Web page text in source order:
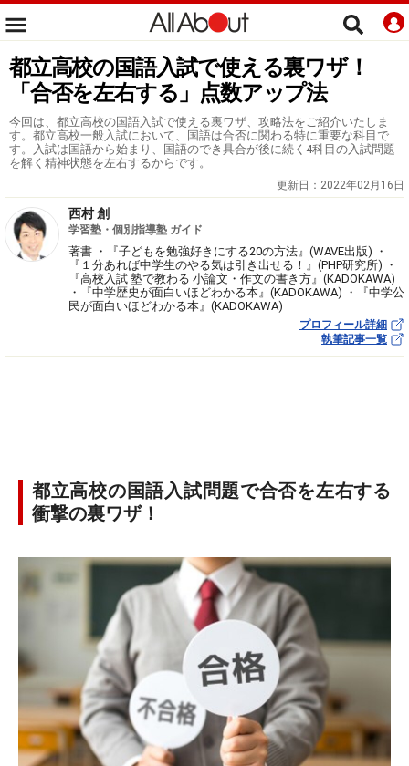
都立高校の国語入試で使える裏ワザ！
「合否を左右する」点数アップ法
今回は、都立高校の国語入試で使える裏ワザ、攻略法をご紹介いたしま
す。都立高校一般入試において、国語は合否に関わる特に重要な科目で
す。入試は国語から始まり、国語のでき具合が後に続く4科目の入試問題
を解く精神状態を左右するからです。
更新日： 2022年02月16日
西村 創
学習塾・個別指導塾 ガイド
著書 ・『子どもを勉強好きにする20の方法』(WAVE出版) ・
『１分あれば中学生のやる気は引き出せる！』(PHP研究所) ・
『高校入試 塾で教わる 小論文・作文の書き方』(KADOKAWA)
・『中学歴史が面白いほどわかる本』(KADOKAWA) ・『中学公
民が面白いほどわかる本』(KADOKAWA)
プロフィール詳細
執筆記事一覧
都立高校の国語入試問題で合否を左右する
衝撃の裏ワザ！